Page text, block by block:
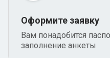
Оформите заявку
Вам понадобится
заполнение анкеты